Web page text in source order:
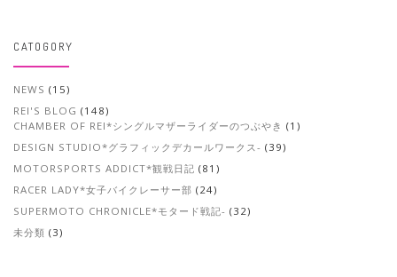
CATOGORY
NEWS (15)
REI'S BLOG (148)
CHAMBER OF REI*シングルマザーライダーのつぶやき (1)
DESIGN STUDIO*グラフィックデカールワークス- (39)
MOTORSPORTS ADDICT*観戦日記 (81)
RACER LADY*女子バイクレーサー部 (24)
SUPERMOTO CHRONICLE*モタード戦記- (32)
未分類 (3)